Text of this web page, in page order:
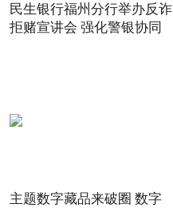
民生银行福州分行举办反诈
拒赌宣讲会 强化警银协同
主题数字藏品来破圈 数字